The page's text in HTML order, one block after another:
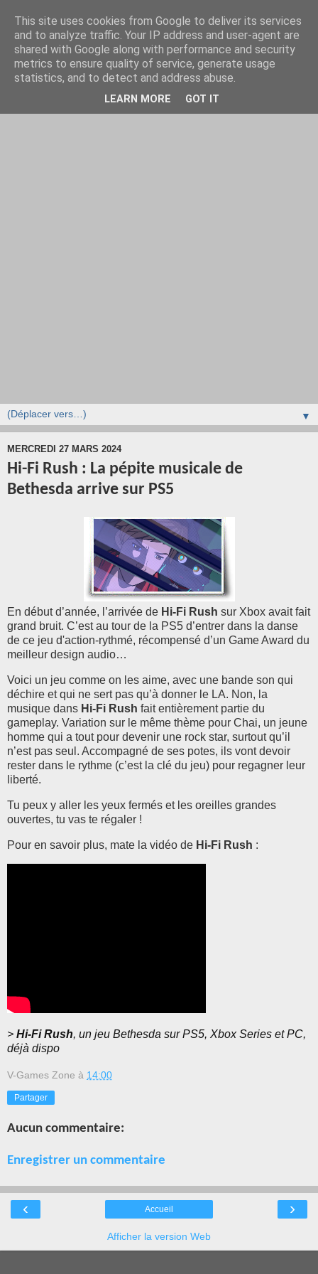
▼
MERCREDI 27 MARS 2024
Hi-Fi Rush : La pépite musicale de
Bethesda arrive sur PS5
En début d’année, l’arrivée de Hi-Fi Rush sur Xbox avait fait
grand bruit. C’est au tour de la PS5 d’entrer dans la danse
de ce jeu d'action-rythmé, récompensé d’un Game Award du
meilleur design audio…
Voici un jeu comme on les aime, avec une bande son qui
déchire et qui ne sert pas qu’à donner le LA. Non, la
musique dans Hi-Fi Rush fait entièrement partie du
gameplay. Variation sur le même thème pour Chai, un jeune
homme qui a tout pour devenir une rock star, surtout qu’il
n’est pas seul. Accompagné de ses potes, ils vont devoir
rester dans le rythme (c’est la clé du jeu) pour regagner leur
liberté.
Tu peux y aller les yeux fermés et les oreilles grandes
ouvertes, tu vas te régaler !
Pour en savoir plus, mate la vidéo de Hi-Fi Rush :
> Hi-Fi Rush, un jeu Bethesda sur PS5, Xbox Series et PC,
déjà dispo
V-Games Zone à 14:00
Partager
Aucun commentaire:
Enregistrer un commentaire
‹ ›
Accueil
Afficher la version Web
This site uses cookies from Google to deliver its services
and to analyze traffic. Your IP address and user-agent are
shared with Google along with performance and security
metrics to ensure quality of service, generate usage
statistics, and to detect and address abuse.
LEARN MORE GOT IT